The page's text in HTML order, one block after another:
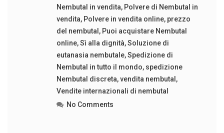
Nembutal in vendita, Polvere di Nembutal in
vendita, Polvere in vendita online, prezzo
del nembutal , Puoi acquistare Nembutal
online,Sì alla dignità,Soluzione di
eutanasia nembutale,Spedizione di
Nembutal in tutto il mondo, spedizione
Nembutal discreta,vendita nembutal ,
Vendite internazionali di nembutal
No Comments